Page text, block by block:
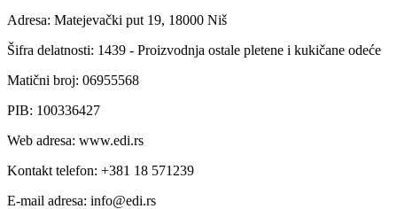
Adresa: Matejevački put 19, 18000 Niš
Šifra delatnosti: 1439 - Proizvodnja ostale pletene i kukičane odeće
Matični broj: 06955568
PIB: 100336427
Web adresa: www.edi.rs
Kontakt telefon: +381 18 571239
E-mail adresa: info@edi.rs